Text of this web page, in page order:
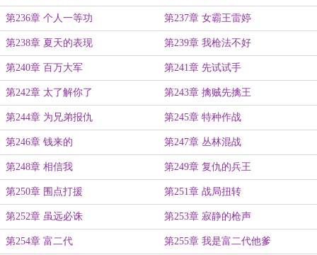
第236章 个人一等功 第237章 女霸王雷婷
第238章 夏天的表现 第239章 我枪法不好
第240章 百万大军 第241章 先试试手
第242章 太了解你了 第243章 擒贼先擒王
第244章 为兄弟报仇 第245章 特种作战
第246章 钱来的 第247章 丛林混战
第248章 相信我 第249章 复仇的兵王
第250章 围点打援 第251章 战局扭转
第252章 虽远必诛 第253章 寂静的枪声
第254章 富二代 第255章 我是富二代他爹